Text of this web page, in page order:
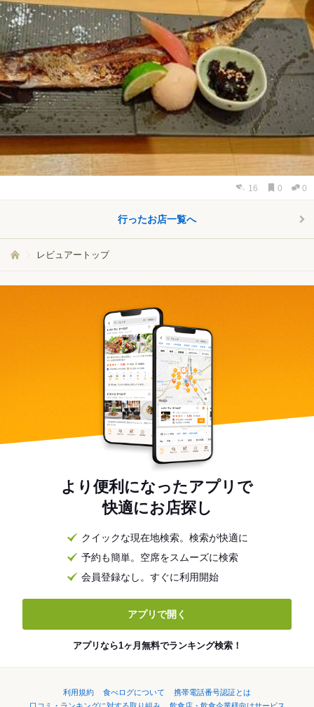
16 0 0
行ったお店一覧へ
レビュアートップ
より便利になったアプリで
快適にお店探し
クイックな現在地検索。検索が快適に
予約も簡単。空席をスムーズに検索
会員登録なし。すぐに利用開始
アプリで開く
アプリなら1ヶ月無料でランキング検索！
利用規約 食べログについて
携帯電話番号認証とは